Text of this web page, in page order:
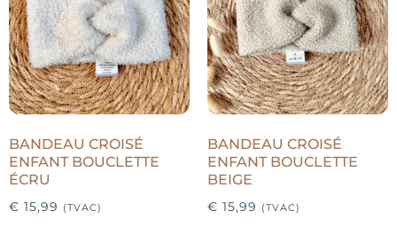
BANDEAU CROISÉ
ENFANT BOUCLETTE
ÉCRU
€ 15,99 (TVAC)
BANDEAU CROISÉ
ENFANT BOUCLETTE
BEIGE
€ 15,99 (TVAC)